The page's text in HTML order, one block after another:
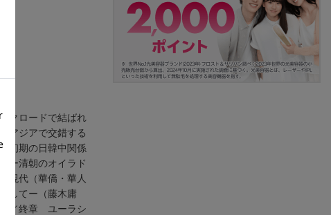
クロードで結ばれ
アジアで交錯する
初期の日韓中関係
ー清朝のオイラド
現代（華僑・華人
してー（藤木庸
）／終章 ユーラシ